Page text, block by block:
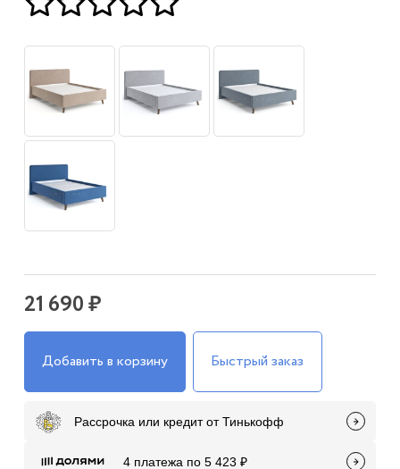
21 690 ₽
Добавить в корзину Быстрый заказ
Рассрочка или кредит от Тинькофф
4 платежа по 5 423 ₽